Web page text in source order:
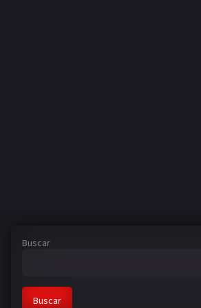
Buscar
Buscar